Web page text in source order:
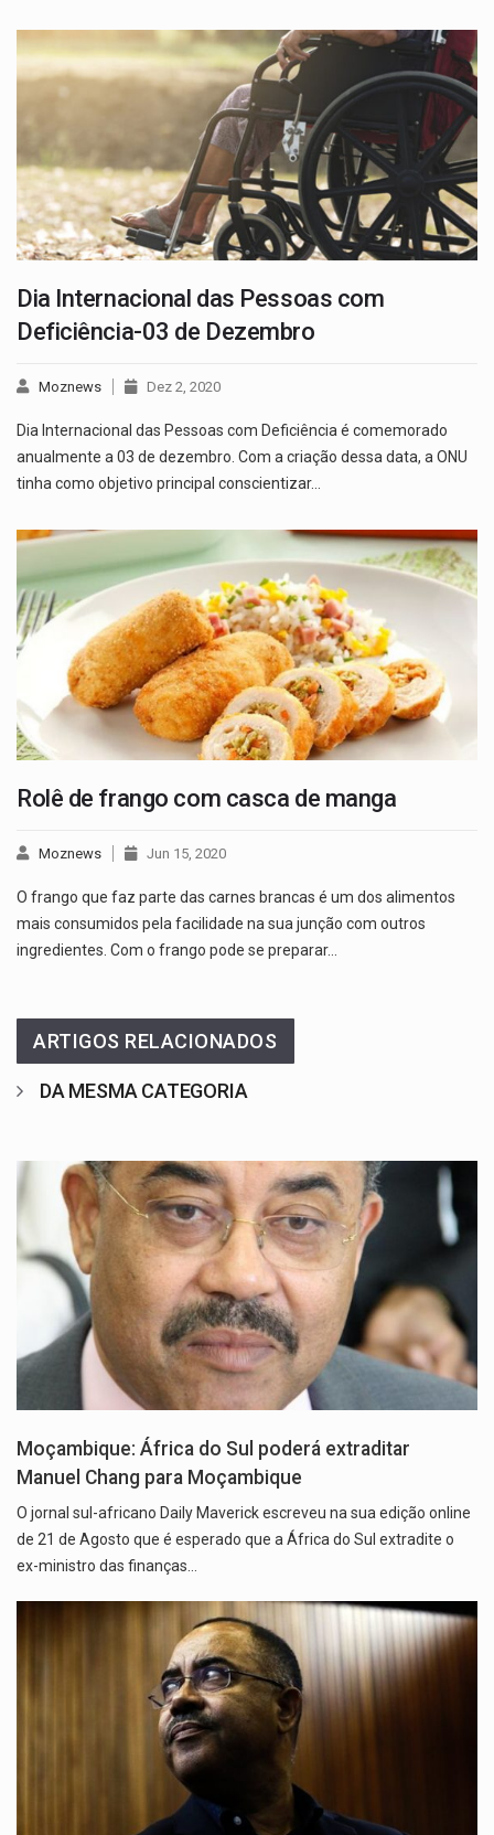
Dia Internacional das Pessoas com
Deficiência-03 de Dezembro
Moznews Dez 2, 2020
Dia Internacional das Pessoas com Deficiência é comemorado
anualmente a 03 de dezembro. Com a criação dessa data, a ONU
tinha como objetivo principal conscientizar…
Rolê de frango com casca de manga
Moznews Jun 15, 2020
O frango que faz parte das carnes brancas é um dos alimentos
mais consumidos pela facilidade na sua junção com outros
ingredientes. Com o frango pode se preparar…
ARTIGOS RELACIONADOS
DA MESMA CATEGORIA
Moçambique: África do Sul poderá extraditar
Manuel Chang para Moçambique
O jornal sul-africano Daily Maverick escreveu na sua edição online
de 21 de Agosto que é esperado que a África do Sul extradite o
ex-ministro das finanças…